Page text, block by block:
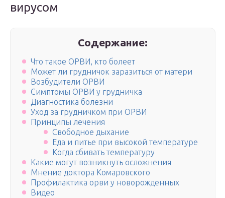
вирусом
Содержание:
Что такое ОРВИ, кто болеет
Может ли грудничок заразиться от матери
Возбудители ОРВИ
Симптомы ОРВИ у грудничка
Диагностика болезни
Уход за грудничком при ОРВИ
Принципы лечения
Свободное дыхание
Еда и питье при высокой температуре
Когда сбивать температуру
Какие могут возникнуть осложнения
Мнение доктора Комаровского
Профилактика орви у новорожденных
Видео